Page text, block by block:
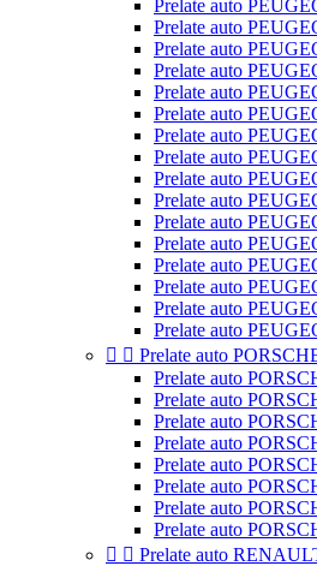
Prelate auto
Prelate auto
Prelate auto
Prelate auto
Prelate auto
Prelate auto
Prelate auto
Prelate auto
Prelate auto
Prelate auto
Prelate auto
Prelate auto
Prelate auto
Prelate auto
Prelate auto
Prelate auto
  Prelate auto
Prelate auto
Prelate auto
Prelate auto
Prelate auto
Prelate auto
Prelate auto
Prelate auto
Prelate auto
  Prelate auto